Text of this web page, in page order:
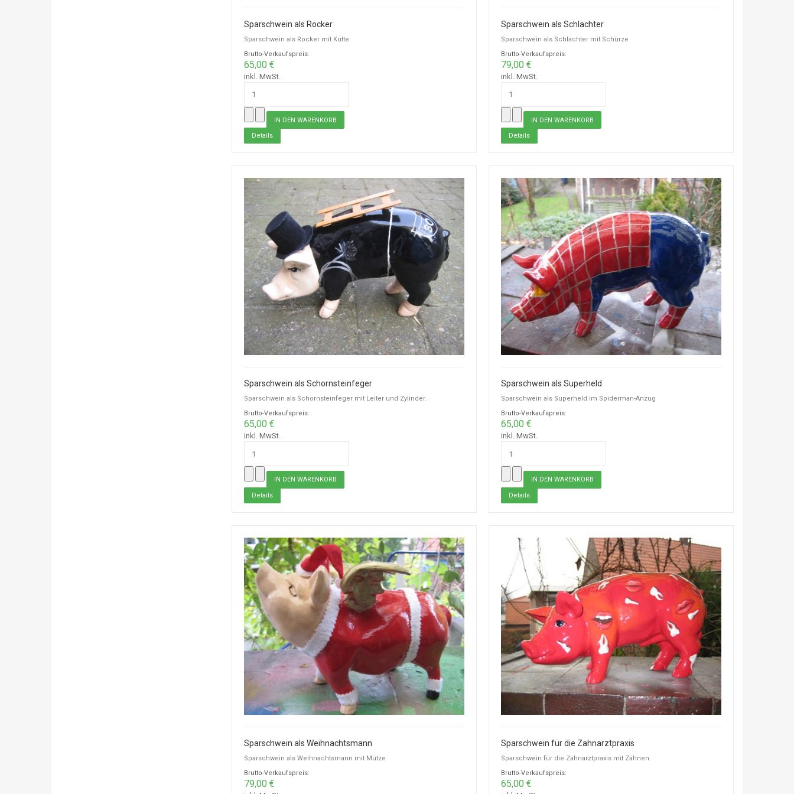
Sparschwein als Rocker
Sparschwein als Rocker mit Kutte
Brutto-Verkaufspreis:
65,00 €
inkl. MwSt.
Details
Sparschwein als Schlachter
Sparschwein als Schlachter mit Schürze
Brutto-Verkaufspreis:
79,00 €
inkl. MwSt.
Details
Sparschwein als Schornsteinfeger
Sparschwein als Schornsteinfeger mit Leiter und Zylinder.
Brutto-Verkaufspreis:
65,00 €
inkl. MwSt.
Details
Sparschwein als Superheld
Sparschwein als Superheld im Spiderman-Anzug
Brutto-Verkaufspreis:
65,00 €
inkl. MwSt.
Details
Sparschwein als Weihnachtsmann
Sparschwein als Weihnachtsmann mit Mütze
Brutto-Verkaufspreis:
79,00 €
Sparschwein für die Zahnarztpraxis
Sparschwein für die Zahnarztpraxis mit Zähnen
Brutto-Verkaufspreis:
65,00 €